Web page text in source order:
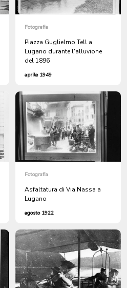
Fotografia
Piazza Guglielmo Tell a
Lugano durante l'alluvione
del 1896
aprile 1949
Fotografia
Asfaltatura di Via Nassa a
Lugano
agosto 1922